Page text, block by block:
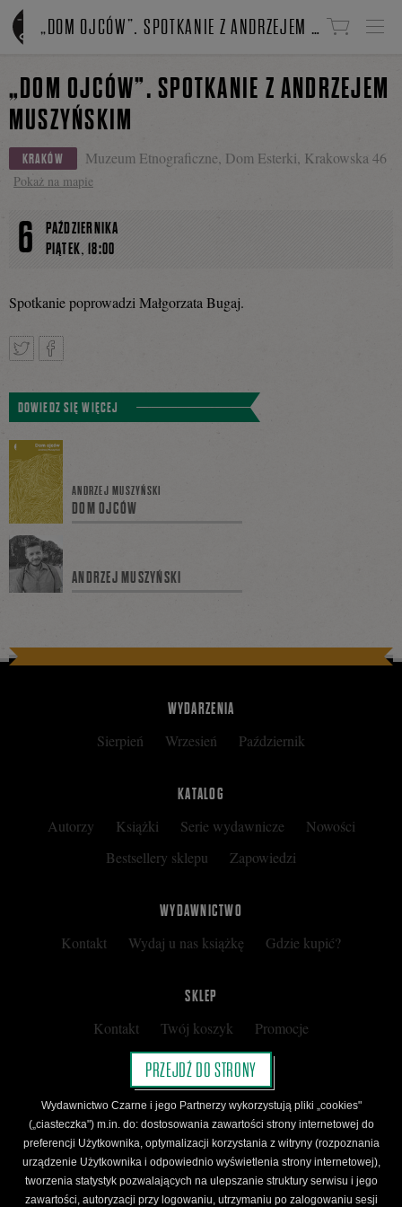
Linki do przejścia
„DOM OJCÓW”. SPOTKANIE Z ANDRZEJEM MUSZYŃSKIM
„DOM OJCÓW”. SPOTKANIE Z ANDRZEJEM
MUSZYŃSKIM
KRAKÓW Muzeum Etnograficzne, Dom Esterki, Krakowska 46
Pokaż na mapie
6
PAŹDZIERNIKA
PIĄTEK,18:00
Spotkanie poprowadzi Małgorzata Bugaj.
TweetnijPodziel
się
na
DOWIEDZ SIĘ WIĘCEJ
ANDRZEJ MUSZYŃSKI
DOM OJCÓW
ANDRZEJ MUSZYŃSKI
WYDARZENIA
Sierpień Wrzesień Październik
KATALOG
Autorzy Książki Serie wydawnicze
Nowości
Bestsellery sklepu
Zapowiedzi
WYDAWNICTWO
Kontakt Wydaj u nas książkę Gdzie kupić?
SKLEP
Kontakt Twój koszyk
Promocje
Kup kartę podarunkową
Nota prawna
Regulamin
Polityka prywatności
Regulamin Klubu Czarnego
Regulamin Karty Podarunkowej
PRZEJDŹ DO STRONY
Wydawnictwo Czarne i jego Partnerzy wykorzystują pliki „cookies"
(„ciasteczka") m.in. do: dostosowania zawartości strony internetowej do
preferencji Użytkownika, optymalizacji korzystania z witryny (rozpoznania
urządzenie Użytkownika i odpowiednio wyświetlenia strony internetowej),
tworzenia statystyk pozwalających na ulepszanie struktury serwisu i jego
zawartości, autoryzacji przy logowaniu, utrzymaniu po zalogowaniu sesji